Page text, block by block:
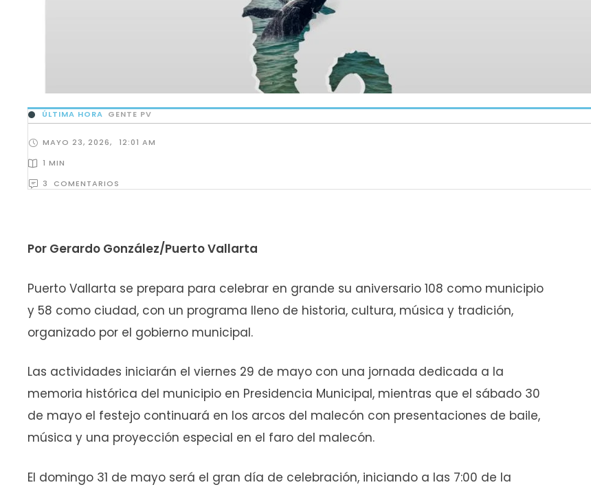
ÚLTIMA HORA GENTE PV
MAYO 23, 2026,
12:01 AM
1 MIN
3
  COMENTARIOS
Por Gerardo González/Puerto Vallarta
Puerto Vallarta se prepara para celebrar en grande su aniversario 108 como municipio
y 58 como ciudad, con un programa lleno de historia, cultura, música y tradición,
organizado por el gobierno municipal.
Las actividades iniciarán el viernes 29 de mayo con una jornada dedicada a la
memoria histórica del municipio en Presidencia Municipal, mientras que el sábado 30
de mayo el festejo continuará en los arcos del malecón con presentaciones de baile,
música y una proyección especial en el faro del malecón.
El domingo 31 de mayo será el gran día de celebración, iniciando a las 7:00 de la